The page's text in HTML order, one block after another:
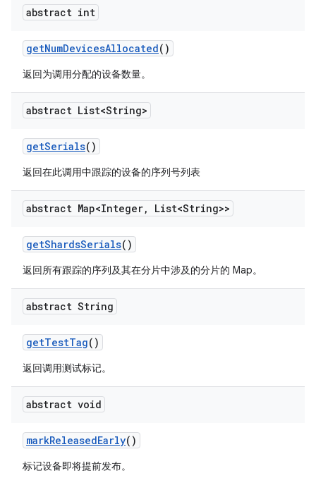
abstract int
getNumDevicesAllocated()
返回为调用分配的设备数量。
abstract List<String>
getSerials()
返回在此调用中跟踪的设备的序列号列表
abstract Map<Integer, List<String>>
getShardsSerials()
返回所有跟踪的序列及其在分片中涉及的分片的 Map。
abstract String
getTestTag()
返回调用测试标记。
abstract void
markReleasedEarly()
标记设备即将提前发布。